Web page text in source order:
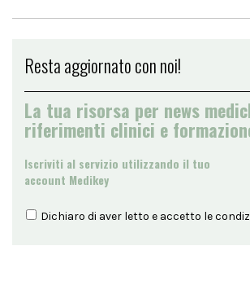
Resta aggiornato con noi!
La tua risorsa per news
riferimenti clinici e
Iscriviti al servizio utilizzando il tuo
account Medikey
Dichiaro di aver letto e accetto le